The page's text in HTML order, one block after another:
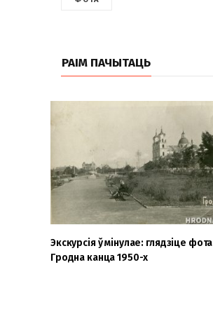
РАІМ ПАЧЫТАЦЬ
Экскурсія ў мінулае: глядзіце фота
Гродна канца 1950-х